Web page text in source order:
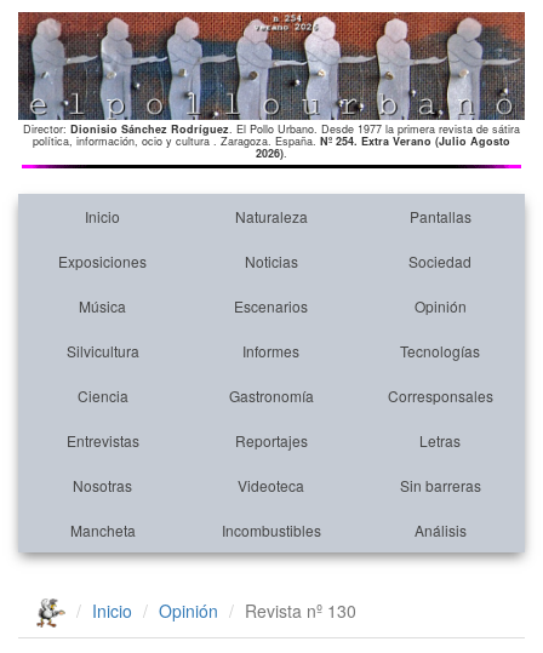
Director: Dionisio Sánchez Rodríguez. El Pollo Urbano. Desde 1977 la primera revista de sátira
política, información, ocio y cultura . Zaragoza. España. Nº 254. Extra Verano (Julio Agosto
2026).
Inicio Naturaleza Pantallas
Exposiciones Noticias Sociedad
Música Escenarios Opinión
Silvicultura Informes Tecnologías
Ciencia Gastronomía Corresponsales
Entrevistas Reportajes Letras
Nosotras Videoteca Sin barreras
Mancheta Incombustibles Análisis
Inicio Opinión Revista nº 130